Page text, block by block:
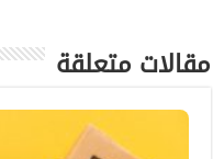
مقالات متعلقة